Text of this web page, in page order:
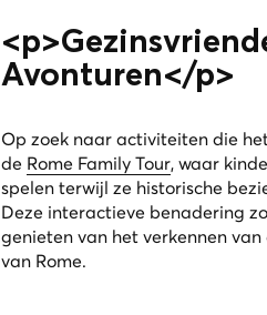
Avonturen</p>
Op zoek naar activiteiten die
de Rome Family Tour, waar
spelen terwijl ze historische
Deze interactieve benadering
genieten van het verkennen
van Rome.